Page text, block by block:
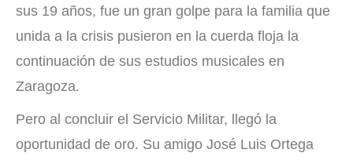
sus 19 años, fue un gran golpe para la familia que
unida a la crisis pusieron en la cuerda floja la
continuación de sus estudios musicales en
Zaragoza.
Pero al concluir el Servicio Militar, llegó la
oportunidad de oro. Su amigo José Luis Ortega